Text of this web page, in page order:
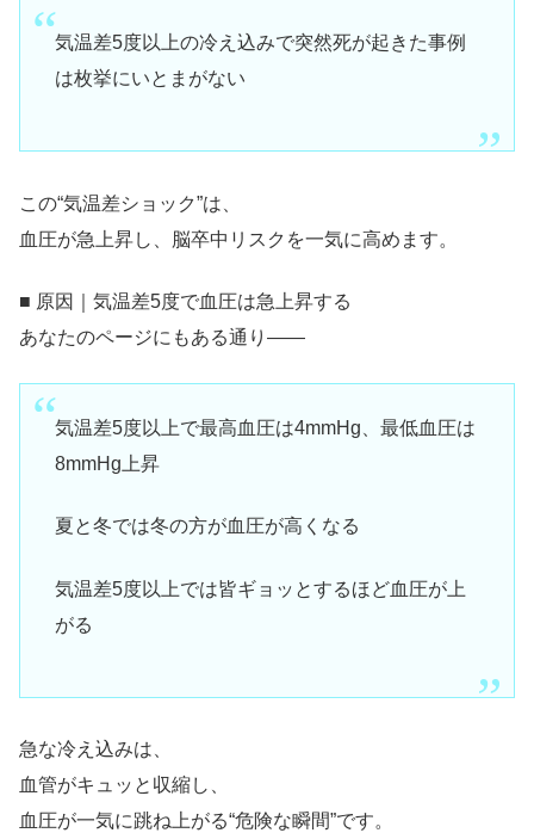
気温差5度以上の冷え込みで突然死が起きた事例
は枚挙にいとまがない
この“気温差ショック”は、
血圧が急上昇し、脳卒中リスクを一気に高めます。
■ 原因｜気温差5度で血圧は急上昇する
あなたのページにもある通り——
気温差5度以上で最高血圧は4mmHg、最低血圧は
8mmHg上昇
夏と冬では冬の方が血圧が高くなる
気温差5度以上では皆ギョッとするほど血圧が上
がる
急な冷え込みは、
血管がキュッと収縮し、
血圧が一気に跳ね上がる“危険な瞬間”です。